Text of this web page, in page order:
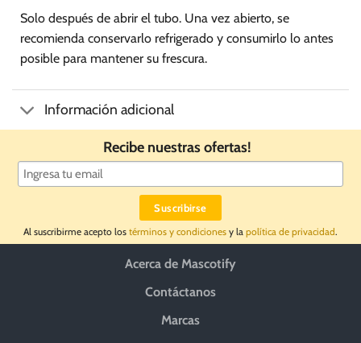
Solo después de abrir el tubo. Una vez abierto, se
recomienda conservarlo refrigerado y consumirlo lo antes
posible para mantener su frescura.
Información adicional
Recibe nuestras ofertas!
Al suscribirme acepto los términos y condiciones y la política de privacidad.
Acerca de Mascotify
Contáctanos
Marcas